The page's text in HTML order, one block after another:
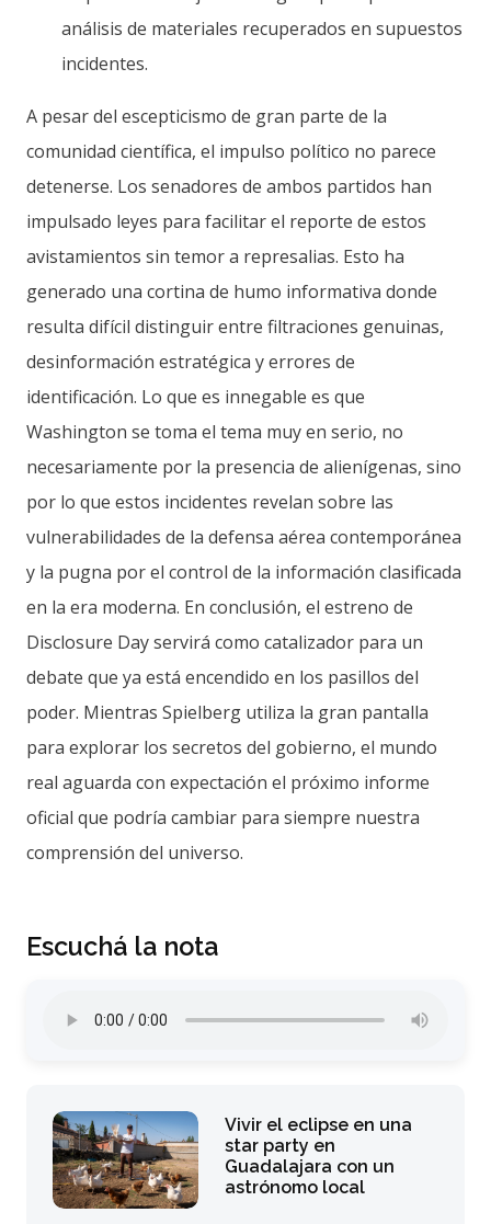
análisis de materiales recuperados en supuestos
incidentes.
A pesar del escepticismo de gran parte de la
comunidad científica, el impulso político no parece
detenerse. Los senadores de ambos partidos han
impulsado leyes para facilitar el reporte de estos
avistamientos sin temor a represalias. Esto ha
generado una cortina de humo informativa donde
resulta difícil distinguir entre filtraciones genuinas,
desinformación estratégica y errores de
identificación. Lo que es innegable es que
Washington se toma el tema muy en serio, no
necesariamente por la presencia de alienígenas, sino
por lo que estos incidentes revelan sobre las
vulnerabilidades de la defensa aérea contemporánea
y la pugna por el control de la información clasificada
en la era moderna. En conclusión, el estreno de
Disclosure Day servirá como catalizador para un
debate que ya está encendido en los pasillos del
poder. Mientras Spielberg utiliza la gran pantalla
para explorar los secretos del gobierno, el mundo
real aguarda con expectación el próximo informe
oficial que podría cambiar para siempre nuestra
comprensión del universo.
Escuchá la nota
Vivir el eclipse en una
star party en
Guadalajara con un
astrónomo local